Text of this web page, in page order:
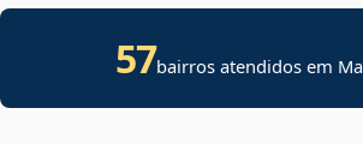
57bairros atendidos em